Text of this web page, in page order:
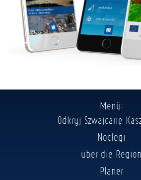
Menü:
Odkryj Szwajcarię
Noclegi
über die Region
Planer